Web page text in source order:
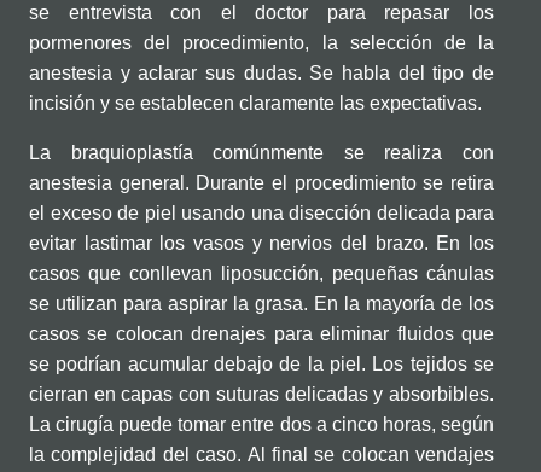
se entrevista con el doctor para repasar los
pormenores del procedimiento, la selección de la
anestesia y aclarar sus dudas. Se habla del tipo de
incisión y se establecen claramente las expectativas.
La braquioplastía comúnmente se realiza con
anestesia general. Durante el procedimiento se retira
el exceso de piel usando una disección delicada para
evitar lastimar los vasos y nervios del brazo. En los
casos que conllevan liposucción, pequeñas cánulas
se utilizan para aspirar la grasa. En la mayoría de los
casos se colocan drenajes para eliminar fluidos que
se podrían acumular debajo de la piel. Los tejidos se
cierran en capas con suturas delicadas y absorbibles.
La cirugía puede tomar entre dos a cinco horas, según
la complejidad del caso. Al final se colocan vendajes